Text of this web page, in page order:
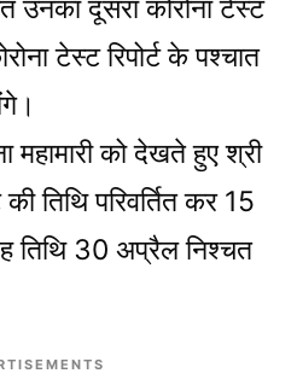
उनका दूसरा कोरोना टेस्ट
टेस्ट रिपोर्ट के पश्चात
महामारी को देखते हुए श्री
तिथि परिवर्तित कर 15
तिथि 30 अप्रैल निश्चत